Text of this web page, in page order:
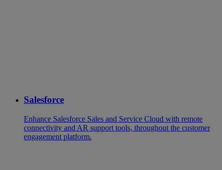
Salesforce
Enhance Salesforce Sales and Service Cloud with remote
connectivity and AR support tools, throughout the customer
engagement platform.